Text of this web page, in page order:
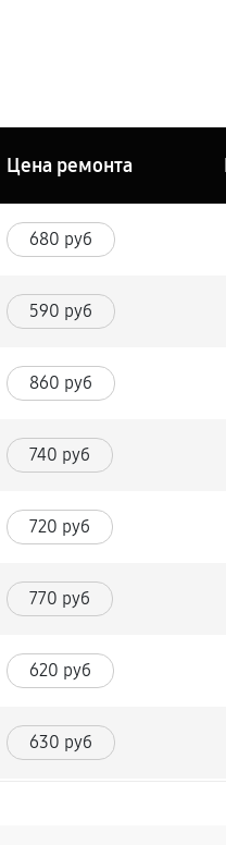
Цена ремонта
680 руб
590 руб
860 руб
740 руб
720 руб
770 руб
620 руб
630 руб